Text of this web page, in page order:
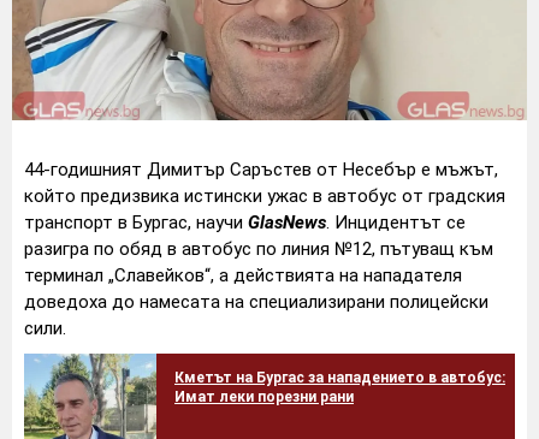
44-годишният Димитър Саръстев от Несебър е мъжът,
който предизвика истински ужас в автобус от градския
транспорт в Бургас, научи GlasNews. Инцидентът се
разигра по обяд в автобус по линия №12, пътуващ към
терминал „Славейков“, а действията на нападателя
доведоха до намесата на специализирани полицейски
сили.
Кметът на Бургас за нападението в автобус:
Имат леки порезни рани